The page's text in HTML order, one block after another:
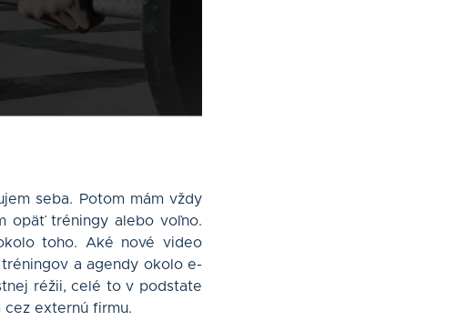
seba. Potom mám vždy
opäť tréningy alebo voľno.
toho. Aké nové video
a agendy okolo e-
réžii, celé to v podstate
cez externú firmu.